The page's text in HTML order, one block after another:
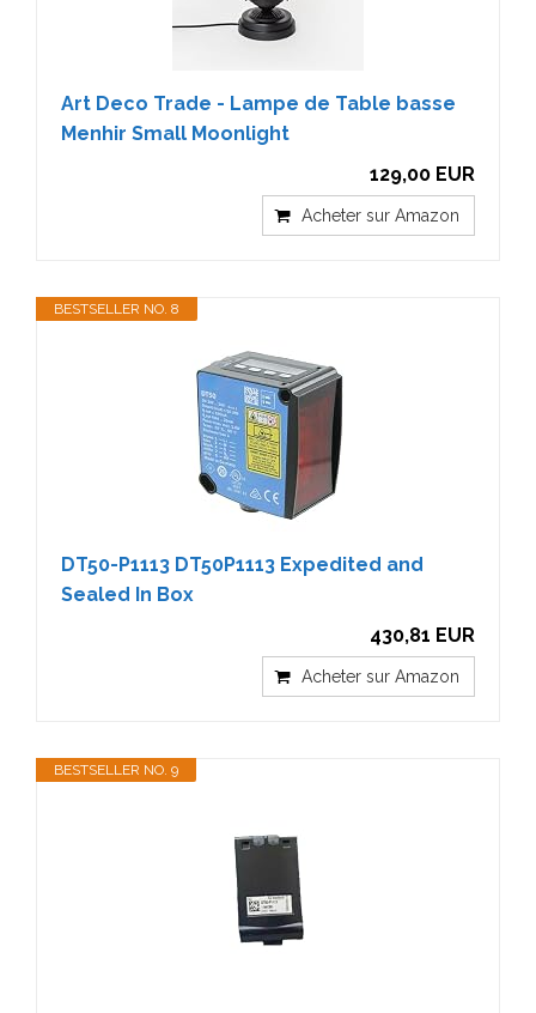
Art Deco Trade - Lampe de Table basse
Menhir Small Moonlight
129,00 EUR
Acheter sur Amazon
BESTSELLER NO. 8
DT50-P1113 DT50P1113 Expedited and
Sealed In Box
430,81 EUR
Acheter sur Amazon
BESTSELLER NO. 9